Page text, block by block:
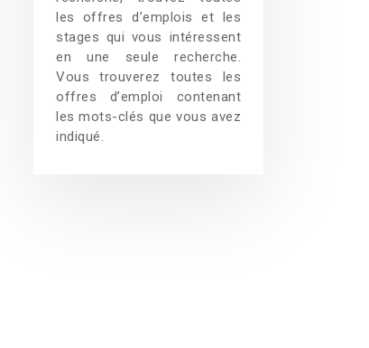
les offres d’emplois et les
stages qui vous intéressent
en une seule recherche.
Vous trouverez toutes les
offres d’emploi contenant
les mots-clés que vous avez
indiqué.